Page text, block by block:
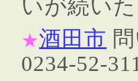
いが続い
★酒田市
0234-52-